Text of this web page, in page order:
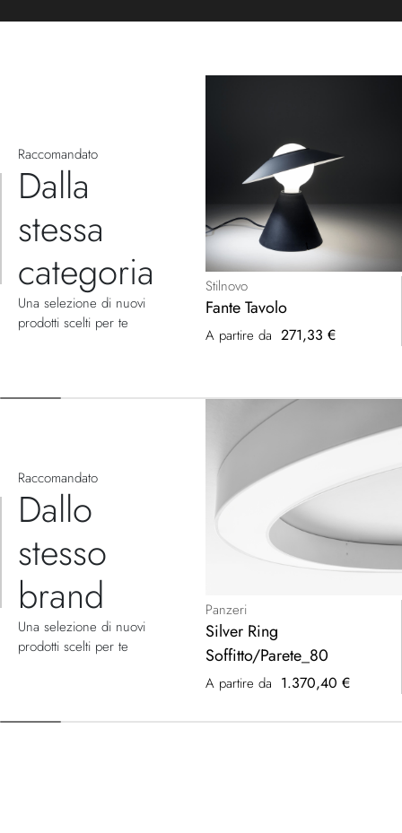
Raccomandato
Dalla
stessa
categoria
Una selezione di nuovi
prodotti scelti per te
Stilnovo
Fante Tavolo
A partire da 271,33 €
Raccomandato
Dallo
stesso
brand
Una selezione di nuovi
prodotti scelti per te
Panzeri
Silver Ring
Soffitto/Parete_80
A partire da 1.370,40 €